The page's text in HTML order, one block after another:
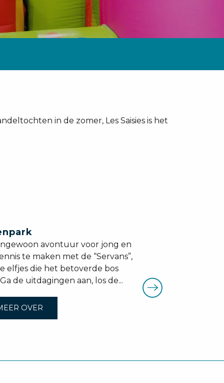
in de zomer, Les Saisies is het
avontuur voor jong en
te maken met de “Servans”,
elfjes die het betoverde bos
de uitdagingen aan, los de...
OVER